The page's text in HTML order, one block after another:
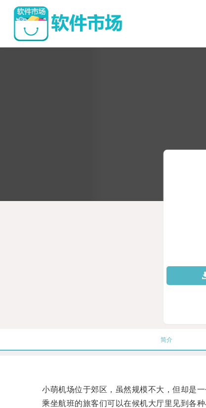
简介
小萌机场位于郊区，虽然规模不大，但却是一
乘坐航班的旅客们可以在候机大厅里见到各种